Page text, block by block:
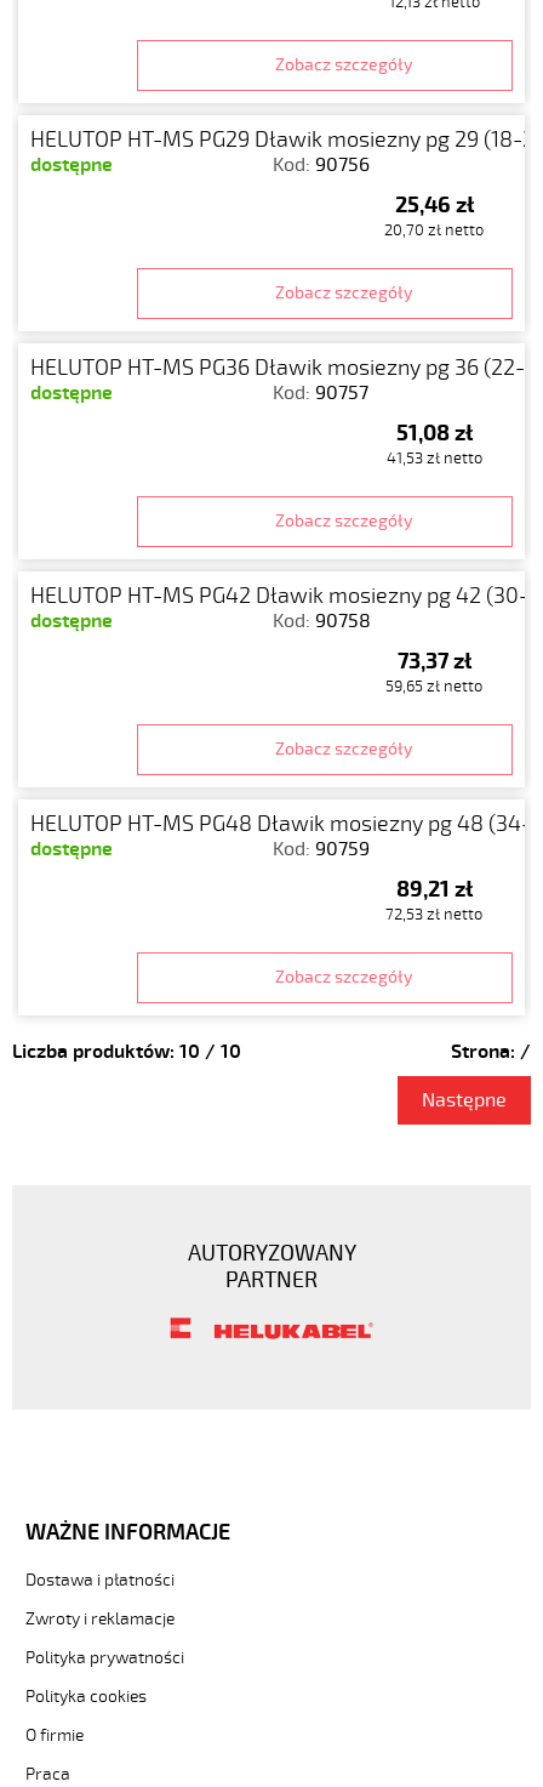
Zobacz szczegóły
HELUTOP HT-MS PG29 Dławik mosiezny pg 29 (18-
dostępne Kod: 90756
25,46 zł
20,70 zł netto
Zobacz szczegóły
HELUTOP HT-MS PG36 Dławik mosiezny pg 36 (22-
dostępne Kod: 90757
51,08 zł
41,53 zł netto
Zobacz szczegóły
HELUTOP HT-MS PG42 Dławik mosiezny pg 42 (30-
dostępne Kod: 90758
73,37 zł
59,65 zł netto
Zobacz szczegóły
HELUTOP HT-MS PG48 Dławik mosiezny pg 48 (34-
dostępne Kod: 90759
89,21 zł
72,53 zł netto
Zobacz szczegóły
Liczba produktów: 10 / 10 Strona: /
Następne
AUTORYZOWANY
PARTNER
WAŻNE INFORMACJE
Dostawa i płatności
Zwroty i reklamacje
Polityka prywatności
Polityka cookies
O firmie
Praca